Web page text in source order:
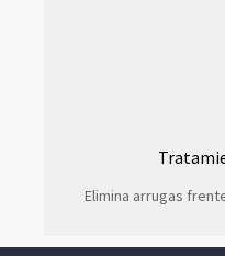
Elimina arrugas